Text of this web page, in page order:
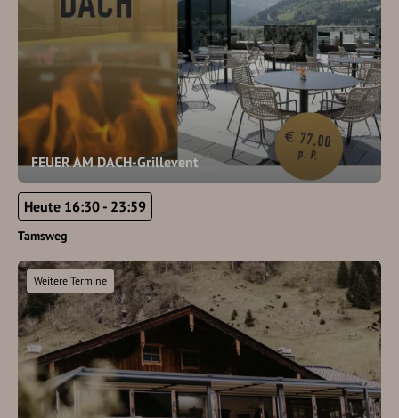
FEUER AM DACH-Grillevent
Heute 16:30 - 23:59
Tamsweg
Weitere Termine